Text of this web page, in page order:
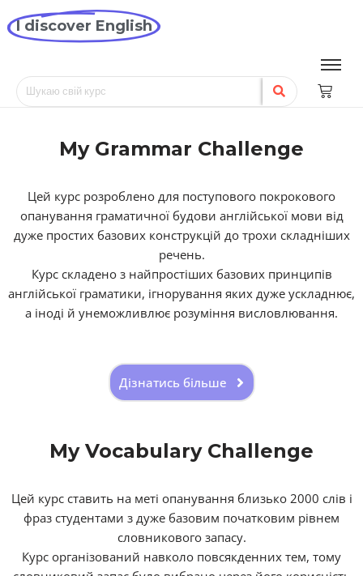
I discover English
My Grammar Challenge
Цей курс розроблено для поступового покрокового
опанування граматичної будови англійської мови від
дуже простих базових конструкцій до трохи складніших
речень.
Курс складено з найпростіших базових принципів
англійської граматики, ігнорування яких дуже ускладнює,
а іноді й унеможливлює розуміння висловлювання.
Дізнатись більше
My Vocabulary Challenge
Цей курс ставить на меті опанування близько 2000 слів і
фраз студентами з дуже базовим початковим рівнем
словникового запасу.
Курс організований навколо повсякденних тем, тому